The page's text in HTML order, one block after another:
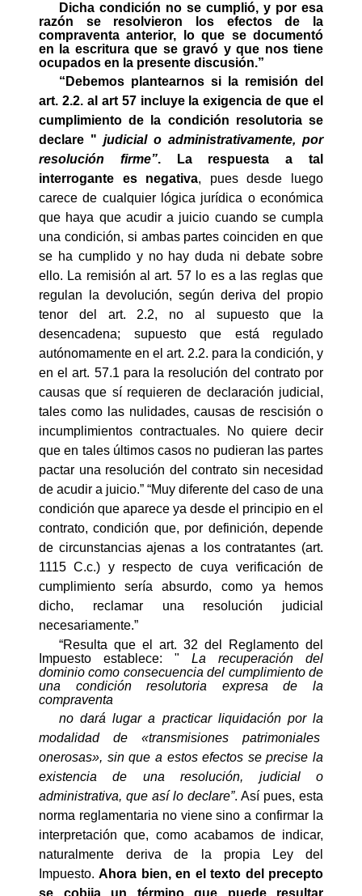
Dicha condición no se cumplió, y por esa
razón se resolvieron los efectos de la
compraventa anterior, lo que se documentó
en la escritura que se gravó y que nos tiene
ocupados en la presente discusión.”
“Debemos plantearnos si la remisión del
art. 2.2. al art 57 incluye la exigencia de que el
cumplimiento de la condición resolutoria se
declare " judicial o administrativamente, por
resolución firme”. La respuesta a tal
interrogante es negativa, pues desde luego
carece de cualquier lógica jurídica o económica
que haya que acudir a juicio cuando se cumpla
una condición, si ambas partes coinciden en que
se ha cumplido y no hay duda ni debate sobre
ello. La remisión al art. 57 lo es a las reglas que
regulan la devolución, según deriva del propio
tenor del art. 2.2, no al supuesto que la
desencadena; supuesto que está regulado
autónomamente en el art. 2.2. para la condición, y
en el art. 57.1 para la resolución del contrato por
causas que sí requieren de declaración judicial,
tales como las nulidades, causas de rescisión o
incumplimientos contractuales. No quiere decir
que en tales últimos casos no pudieran las partes
pactar una resolución del contrato sin necesidad
de acudir a juicio.” “Muy diferente del caso de una
condición que aparece ya desde el principio en el
contrato, condición que, por definición, depende
de circunstancias ajenas a los contratantes (art.
1115 C.c.) y respecto de cuya verificación de
cumplimiento sería absurdo, como ya hemos
dicho, reclamar una resolución judicial
necesariamente.”
“Resulta que el art. 32 del Reglamento del
Impuesto establece: " La recuperación del
dominio como consecuencia del cumplimiento de
una condición resolutoria expresa de la
compraventa
no dará lugar a practicar liquidación por la
modalidad de «transmisiones patrimoniales
onerosas», sin que a estos efectos se precise la
existencia de una resolución, judicial o
administrativa, que así lo declare”. Así pues, esta
norma reglamentaria no viene sino a confirmar la
interpretación que, como acabamos de indicar,
naturalmente deriva de la propia Ley del
Impuesto.Ahora bien, en el texto del precepto